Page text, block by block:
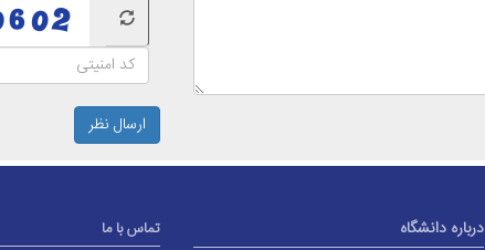
ارسال نظر
درباره دانشگاه تماس با ما